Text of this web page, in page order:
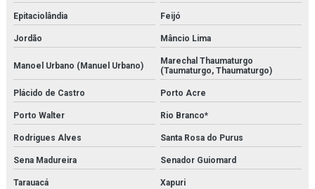
Serviço de instalação de trocadores de calor
Serviço de isolamento térmico
Serviço de limpeza química de trocador de calor
Serviço de manutenção e aferição em válvulas de segurança
Serviço de manutenção e calibração de válvula de segurança
Serviço de medição de espessura de tubulação
Epitaciolândia Feijó
Jordão Mâncio Lima
Manoel Urbano (Manuel Urbano)
Marechal Thaumaturgo
(Taumaturgo, Thaumaturgo)
Plácido de Castro Porto Acre
Porto Walter Rio Branco*
Rodrigues Alves Santa Rosa do Purus
Sena Madureira Senador Guiomard
Tarauacá
Xapuri